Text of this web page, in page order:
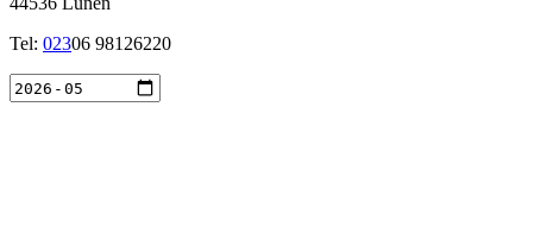
Tel: 02306 98126220